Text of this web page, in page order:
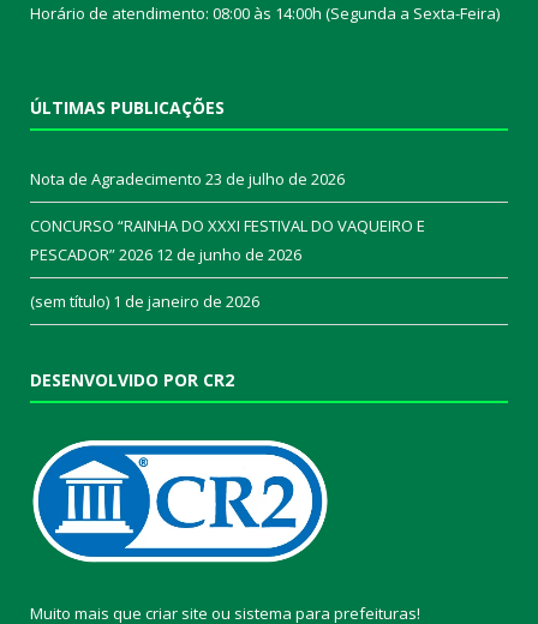
Horário de atendimento: 08:00 às 14:00h (Segunda a Sexta-Feira)
ÚLTIMAS PUBLICAÇÕES
Nota de Agradecimento 23 de julho de 2026
CONCURSO “RAINHA DO XXXI FESTIVAL DO VAQUEIRO E
PESCADOR” 2026 12 de junho de 2026
(sem título) 1 de janeiro de 2026
DESENVOLVIDO POR CR2
Muito mais que criar site ou sistema para prefeituras!